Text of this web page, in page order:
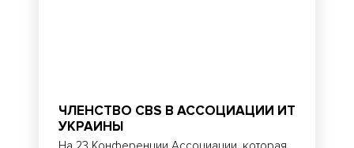
ЧЛЕНСТВО CBS В АССОЦИАЦИИ ИТ
УКРАИНЫ